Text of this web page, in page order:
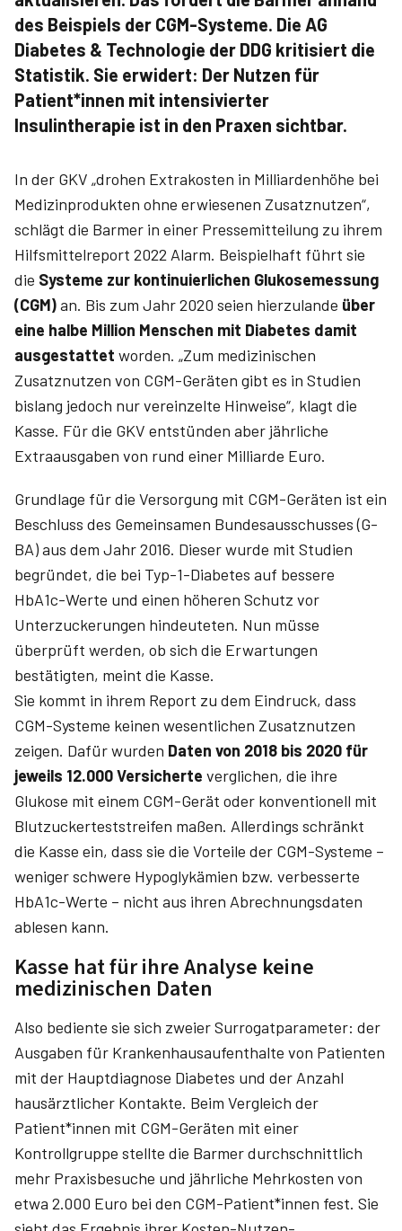
des Beispiels der CGM-Systeme. Die AG
Diabetes & Technologie der DDG ­kritisiert die
Statistik. Sie erwidert: Der Nutzen für
Patient*innen mit intensivierter
Insulintherapie ist in den Praxen sichtbar.
In der GKV „drohen Extrakosten in Milliardenhöhe bei
Medizinprodukten ohne erwiesenen Zusatznutzen“,
schlägt die Barmer in einer Pressemitteilung zu ihrem
Hilfsmittelreport 2022 Alarm. Beispielhaft führt sie
die Systeme zur kontinuierlichen Glukosemessung
(CGM)an. Bis zum Jahr 2020 seien hierzulande über
eine halbe Million Menschen mit Diabetes damit
ausgestattet worden. „Zum medizinischen
Zusatznutzen von CGM-Geräten gibt es in Studien
bislang jedoch nur vereinzelte Hinweise“, klagt die
Kasse. Für die GKV entstünden aber jährliche
Extraausgaben von rund einer Milliarde Euro.
Grundlage für die Versorgung mit CGM-Geräten ist ein
Beschluss des Gemeinsamen Bundesausschusses (G-
BA) aus dem Jahr 2016. Dieser wurde mit Studien
begründet, die bei Typ-1-Diabetes auf bessere
HbA1c-Werte und einen höheren Schutz vor
Unterzuckerungen hindeuteten. Nun müsse
überprüft werden, ob sich die Erwartungen
bestätigten, meint die Kasse.
Sie kommt in ihrem Report zu dem Eindruck, dass
CGM-Systeme keinen wesentlichen Zusatznutzen
zeigen. Dafür wurden Daten von 2018 bis 2020 für
jeweils 12.000 Versicherte verglichen, die ihre
Glukose mit einem CGM-Gerät oder konventionell mit
Blutzuckerteststreifen maßen. Allerdings schränkt
die Kasse ein, dass sie die Vorteile der CGM-Systeme –
weniger schwere Hypoglykämien bzw. verbesserte
HbA1c-Werte – nicht aus ihren Abrechnungsdaten
ablesen kann.
Kasse hat für ihre Analyse keine
medizinischen Daten
Also bediente sie sich zweier Surrogatparameter: der
Ausgaben für Krankenhausaufenthalte von Patienten
mit der Hauptdiagnose Diabetes und der Anzahl
hausärztlicher Kontakte. Beim Vergleich der
Patient*innen mit CGM-Geräten mit einer
Kontrollgruppe stellte die Barmer durchschnittlich
mehr Praxisbesuche und jährliche Mehrkosten von
etwa 2.000 Euro bei den CGM-Patient*innen fest. Sie